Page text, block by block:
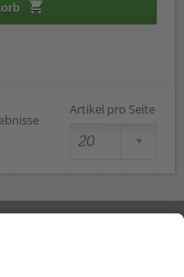
Artikel pro Seite